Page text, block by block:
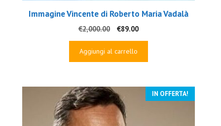
Immagine Vincente di Roberto Maria Vadalà
€2,000.00
Il
prezzo
originale
€89.00Il
prezzo
Aggiungi al carrello
IN OFFERTA!